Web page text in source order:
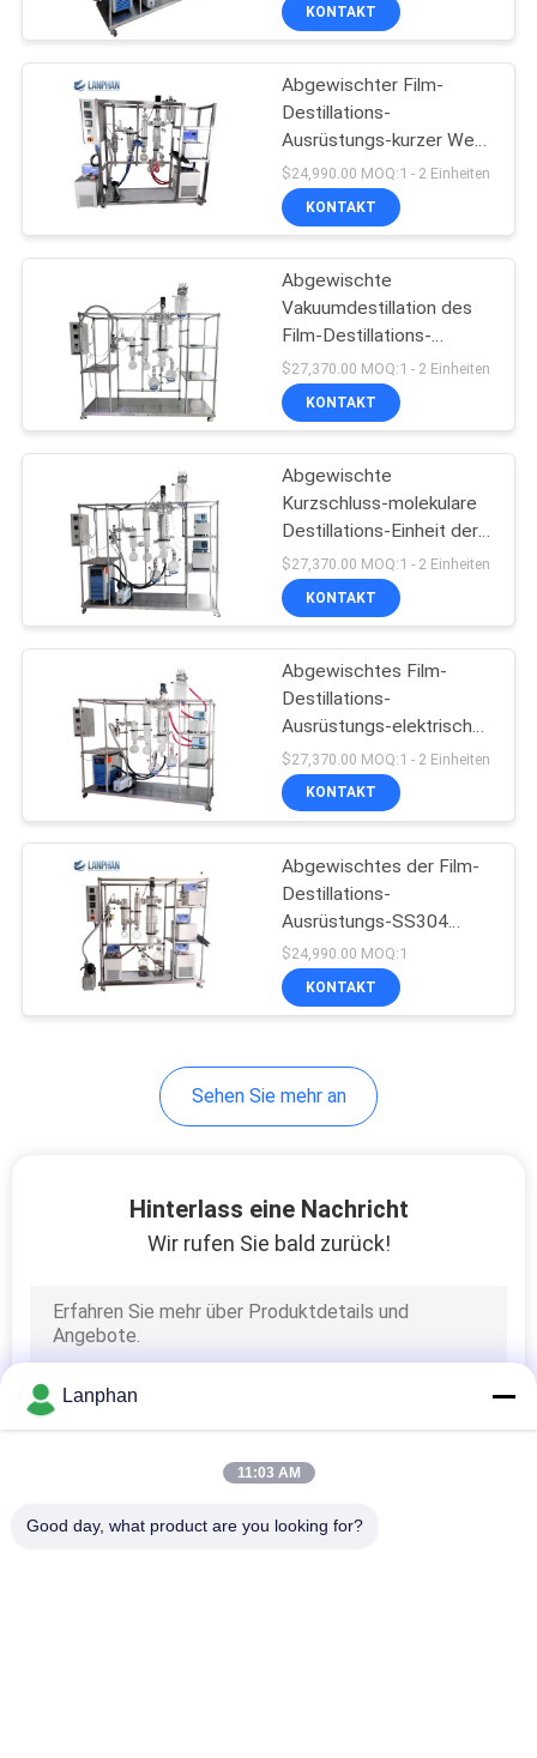
FORDERN
SIE EIN
ZITAT
SITEMAP
DATENSCHUTZRICHTLINIE
KONTAKT
Abgewischter Film-
Destillations-
Ausrüstungs-kurzer Weg
380V 250W
$24,990.00 MOQ:1 - 2 Einheiten
KONTAKT
Abgewischte
Vakuumdestillation des
Film-Destillations-
Ausrüstungs-reine Isolat-
450RPM
$27,370.00 MOQ:1 - 2 Einheiten
KONTAKT
Abgewischte
Kurzschluss-molekulare
Destillations-Einheit der
Film-Destillations-
Ausrüstungs-CBD
$27,370.00 MOQ:1 - 2 Einheiten
KONTAKT
Abgewischtes Film-
Destillations-
Ausrüstungs-elektrisches
Vakuumöl-molekulares
System
$27,370.00 MOQ:1 - 2 Einheiten
KONTAKT
Abgewischtes der Film-
Destillations-
Ausrüstungs-SS304
Hanf-Öl Äthanol-der
Destillations-CBD
$24,990.00 MOQ:1
KONTAKT
Sehen Sie mehr an
Hinterlass eine Nachricht
Wir rufen Sie bald zurück!
Lanphan
11:03 AM
Good day, what product are you looking for?